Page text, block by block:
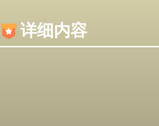
详细内容